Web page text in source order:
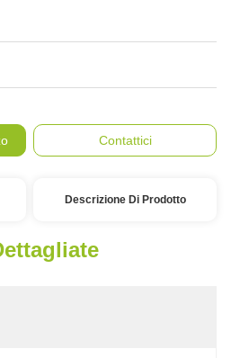
Contattici
Descrizione Di Prodotto